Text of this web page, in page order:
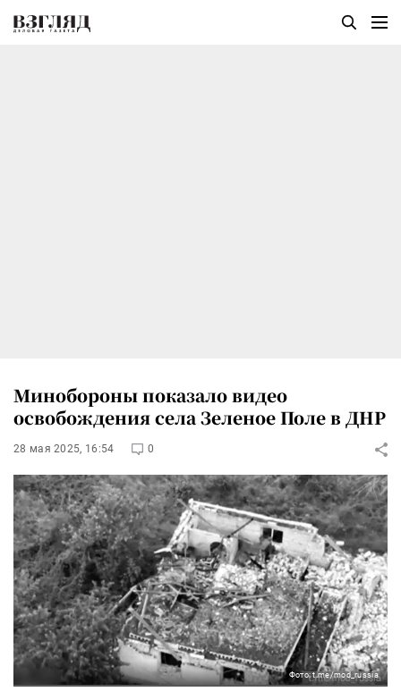
Минобороны показало видео
освобождения села Зеленое Поле в ДНР
28 мая 2025, 16:54 0
Фото: t.me/mod_russia